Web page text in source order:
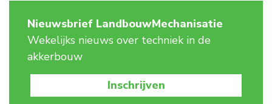
Nieuwsbrief LandbouwMechanisatie
Wekelijks nieuws over techniek in de
akkerbouw
Inschrijven